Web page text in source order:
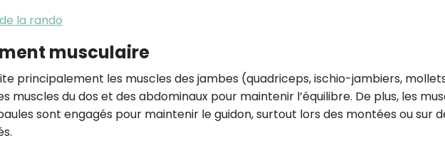
la rando
musculaire
principalement les muscles des jambes (quadriceps, ischio-jambiers,
muscles du dos et des abdominaux pour maintenir l’équilibre. De plus, les
sont engagés pour maintenir le guidon, surtout lors des montées ou sur
Je consens à ce que la société
Prisma Players analyse le taux